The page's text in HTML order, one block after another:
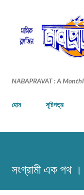
NABAPRAVAT : A
হোম সূচিপত্র
সংগ্রামী এক পথ ।।